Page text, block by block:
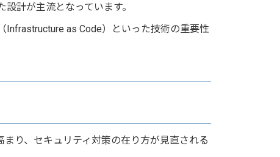
計が主流となっています。
Infrastructure as Code）といった技術の重要性
り、セキュリティ対策の在り方が見直される